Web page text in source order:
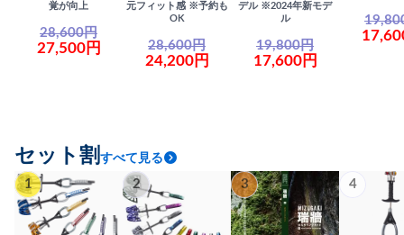
覚が向上
28,600円
27,500円
元フィット感 ※予約も
OK
28,600円
24,200円
デル ※2024年新モデ
ル
19,800円
17,600円
セット割 すべて見る
1 2 3 4